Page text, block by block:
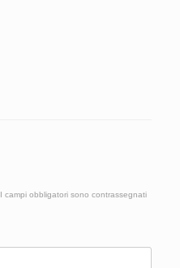
I campi obbligatori sono contrassegnati